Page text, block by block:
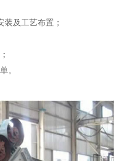
及工艺布置；
。